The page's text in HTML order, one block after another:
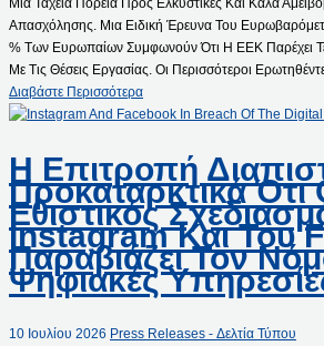
Μια Ταχεία Πορεία Προς Ελκυστικές Και Καλά
Απασχόλησης. Μια Ειδική Έρευνα Του
% Των Ευρωπαίων Συμφωνούν Ότι Η ΕΕΚ Παρέχει
Με Τις Θέσεις Εργασίας. Οι Περισσότεροι
Διαβάστε Περισσότερα
Η Επιτροπή
Προκαταρκτικά Ότι
Εθιστικός
Instagram Και Του
Παραβιάζει Τον
Ψηφιακές
10 Ιουλίου 2026 Press Releases - Δελτία Τύπου